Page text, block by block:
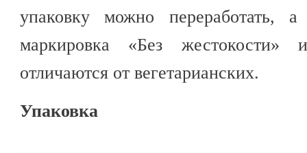
упаковку можно переработать,
маркировка «Без
отличаются от вегетарианских.
Упаковка